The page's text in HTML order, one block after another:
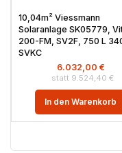
10,04m² Viessmann
Solaranlage SK05779,
200-FM, SV2F, 750 L
SVKC
9.524,40 €
6.032,00 €
In den Warenkorb